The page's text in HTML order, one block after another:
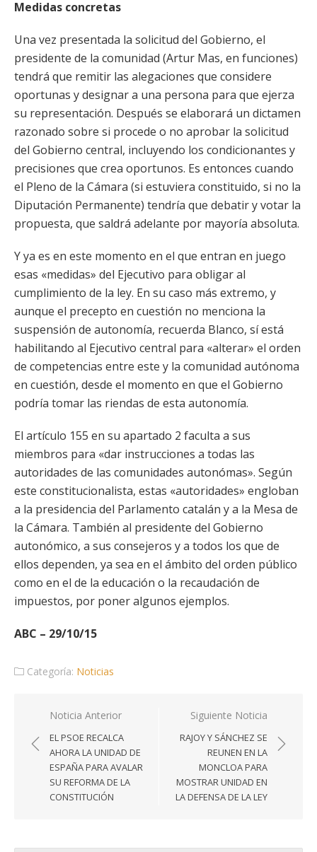
Medidas concretas
Una vez presentada la solicitud del Gobierno, el
presidente de la comunidad (Artur Mas, en funciones)
tendrá que remitir las alegaciones que considere
oportunas y designar a una persona para que ejerza
su representación. Después se elaborará un dictamen
razonado sobre si procede o no aprobar la solicitud
del Gobierno central, incluyendo los condicionantes y
precisiones que crea oportunos. Es entonces cuando
el Pleno de la Cámara (si estuviera constituido, si no la
Diputación Permanente) tendría que debatir y votar la
propuesta, que saldrá adelante por mayoría absoluta.
Y ya es en este momento en el que entran en juego
esas «medidas» del Ejecutivo para obligar al
cumplimiento de la ley. En su caso más extremo, y
aunque el precepto en cuestión no menciona la
suspensión de autonomía, recuerda Blanco, sí está
habilitando al Ejecutivo central para «alterar» el orden
de competencias entre este y la comunidad autónoma
en cuestión, desde el momento en que el Gobierno
podría tomar las riendas de esta autonomía.
El artículo 155 en su apartado 2 faculta a sus
miembros para «dar instrucciones a todas las
autoridades de las comunidades autonómas». Según
este constitucionalista, estas «autoridades» engloban
a la presidencia del Parlamento catalán y a la Mesa de
la Cámara. También al presidente del Gobierno
autonómico, a sus consejeros y a todos los que de
ellos dependen, ya sea en el ámbito del orden público
como en el de la educación o la recaudación de
impuestos, por poner algunos ejemplos.
ABC – 29/10/15
Categoría: Noticias
Navegación
de
entradas
Noticia Anterior
EL PSOE RECALCA
AHORA LA UNIDAD DE
ESPAÑA PARA AVALAR
SU REFORMA DE LA
CONSTITUCIÓN
Siguiente Noticia
RAJOY Y SÁNCHEZ SE
REUNEN EN LA
MONCLOA PARA
MOSTRAR UNIDAD EN
LA DEFENSA DE LA LEY